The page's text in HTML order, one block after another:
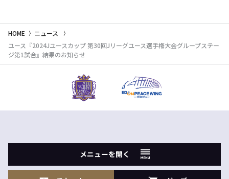
HOME
ニュース
ユース『2024Jユースカップ 第30回Jリーグユース選手権大会グループステー
ジ第1試合』結果のお知らせ
メニューを開く